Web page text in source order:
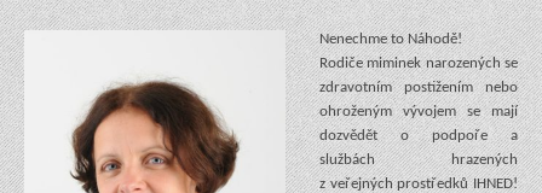
Nenechme to Náhodě!
Rodiče miminek narozených se
zdravotním postižením nebo
ohroženým vývojem se mají
dozvědět o podpoře a
službách hrazených
z veřejných prostředků IHNED!